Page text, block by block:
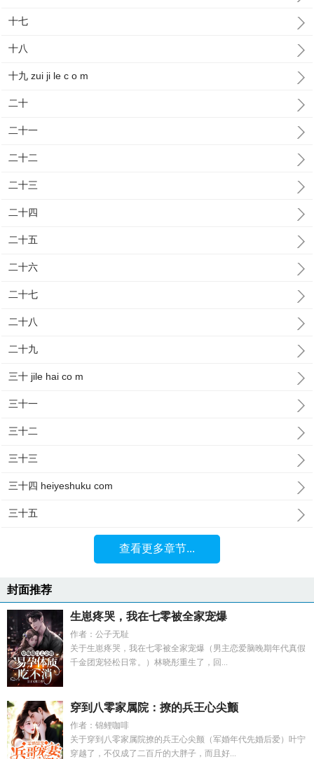
十七
十八
十九 zui ji le c o m
二十
二十一
二十二
二十三
二十四
二十五
二十六
二十七
二十八
二十九
三十 jile hai co m
三十一
三十二
三十三
三十四 heiyeshuku com
三十五
查看更多章节...
封面推荐
生崽疼哭，我在七零被全家宠爆
作者：公子无耻
关于生崽疼哭，我在七零被全家宠爆（男主恋爱脑晚期年代真假
千金团宠轻松日常。）林晓彤重生了，回...
穿到八零家属院：撩的兵王心尖颤
作者：锦鲤咖啡
关于穿到八零家属院撩的兵王心尖颤（军婚年代先婚后爱）叶宁
穿越了，不仅成了二百斤的大胖子，而且好...